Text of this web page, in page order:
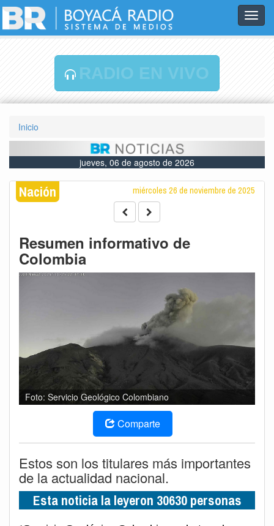
RADIO EN VIVO
Inicio
jueves, 06 de agosto de 2026
Nación miércoles 26 de noviembre de 2025
Resumen informativo de
Colombia
Foto: Servicio Geológico Colombiano
Comparte
Estos son los titulares más importantes
de la actualidad nacional.
Esta noticia la leyeron 30630 personas